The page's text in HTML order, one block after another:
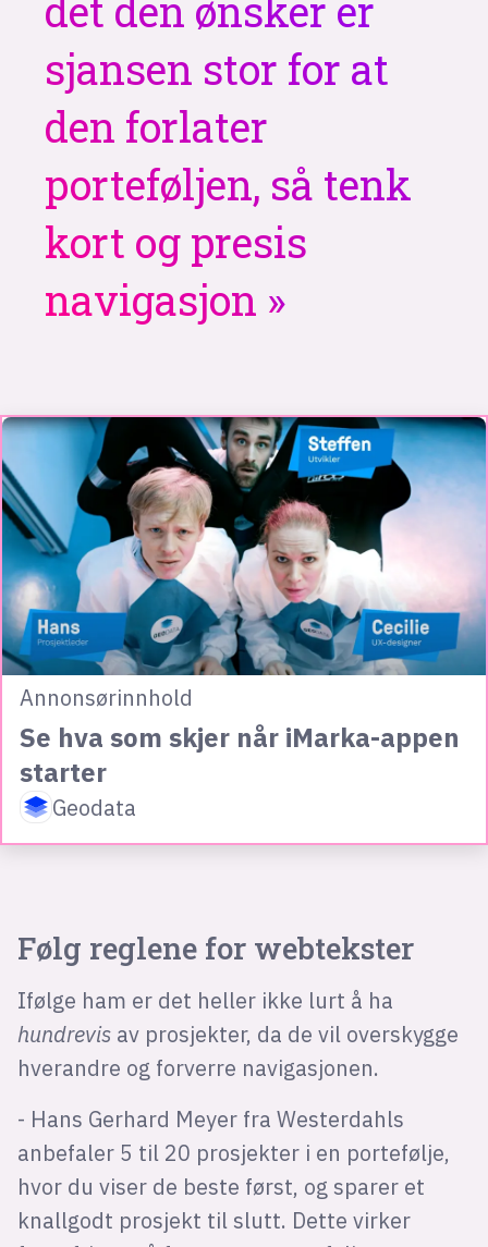
sjansen stor for at
den forlater
porteføljen, så tenk
kort og presis
navigasjon
Annonsørinnhold
Se hva som skjer når iMarka-appen
starter
Geodata
Følg reglene for webtekster
Ifølge ham er det heller ikke lurt å ha
hundrevis av prosjekter, da de vil overskygge
hverandre og forverre navigasjonen.
- Hans Gerhard Meyer fra Westerdahls
anbefaler 5 til 20 prosjekter i en portefølje,
hvor du viser de beste først, og sparer et
knallgodt prosjekt til slutt. Dette virker